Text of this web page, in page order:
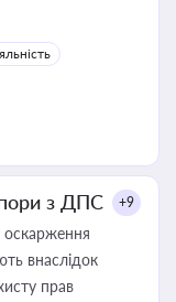
з ДПС +9
оскарження
внаслідок
прав